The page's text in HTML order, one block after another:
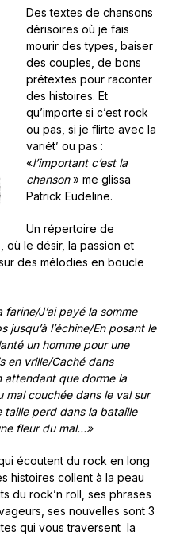
Des textes de chansons
dérisoires où je fais
mourir des types, baiser
des couples, de bons
prétextes pour raconter
des histoires. Et
qu’importe si c’est rock
ou pas, si je flirte avec la
variét’ ou pas :
«l’important c’est la
chanson» me glissa
Patrick Eudeline.
Un répertoire de
où le désir, la passion et
des mélodies en boucle
farine/J’ai payé la somme
jusqu’à l’échine/En posant le
un homme pour une
en vrille/Caché dans
attendant que dorme la
mal couchée dans le val sur
taille perd dans la bataille
fleur du mal…»
écoutent du rock en long
histoires collent à la peau
du rock’n roll, ses phrases
ses nouvelles sont 3
qui vous traversent la